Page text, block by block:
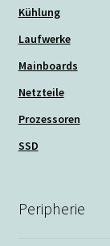
Kühlung
Laufwerke
Mainboards
Netzteile
Prozessoren
SSD
Peripherie